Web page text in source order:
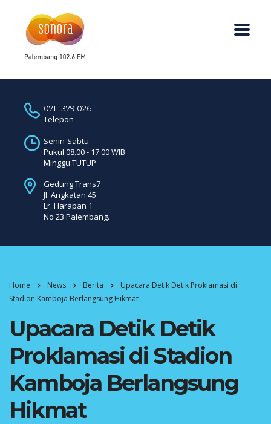
0711-379 026
Telepon
Senin-Sabtu
Pukul 08.00 - 17.00 WIB
Minggu TUTUP
Gedung Trans7
Jl. Angkatan 45
Lr. Harapan 1
No 23 Palembang.
Home News Berita
Upacara Detik Detik Proklamasi di
Stadion Kamboja Berlangsung Hikmat
Upacara Detik Detik
Proklamasi di Stadion
Kamboja Berlangsung
Hikmat